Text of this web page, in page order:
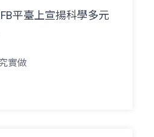
平臺上宣揚科學多元
實做